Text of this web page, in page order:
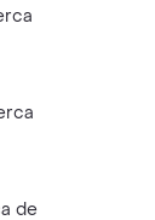
de